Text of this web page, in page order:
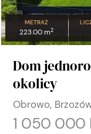
METRAŻ
223.00 m2
Dom
okolicy
Obrowo,
1 050 000